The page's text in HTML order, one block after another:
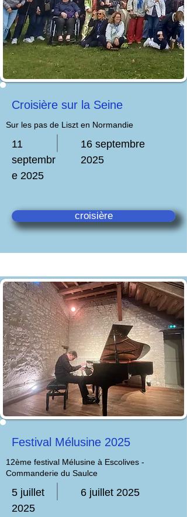
Croisière sur la Seine
Sur les pas de Liszt en Normandie
11
septembr
e 2025
16 septembre
2025
croisière
Festival Mélusine 2025
12ème festival Mélusine à Escolives -
Commanderie du Saulce
5 juillet
2025
6 juillet 2025